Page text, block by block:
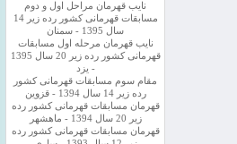
نایب قهرمان مراحل اول و دوم
مسابقات قهرمانی کشور رده زیر 14
سال 1395 - سمنان
نایب قهرمان مرحله اول مسابقات
قهرمانی کشور رده زیر 20 سال 1395
- یزد
مقام سوم مسابقات قهرمانی کشور
رده زیر 14 سال 1394 - قزوین
قهرمان مسابقات قهرمانی کشور رده
زیر 20 سال 1394 - ماهشهر
قهرمان مسابقات قهرمانی کشور رده